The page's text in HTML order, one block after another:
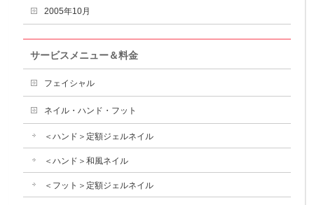
2005年10月
サービスメニュー＆料金
フェイシャル
ネイル・ハンド・フット
＜ハンド＞定額ジェルネイル
＜ハンド＞和風ネイル
＜フット＞定額ジェルネイル